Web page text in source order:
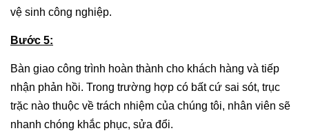
vệ sinh công nghiệp.
Bước 5:
Bàn giao công trình hoàn thành cho khách hàng và tiếp
nhận phản hồi. Trong trường hợp có bất cứ sai sót, trục
trặc nào thuộc về trách nhiệm của chúng tôi, nhân viên sẽ
nhanh chóng khắc phục, sửa đổi.